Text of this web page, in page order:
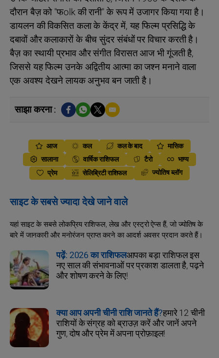
दौरान बैज़ को "फolk की रानी" के रूप में उजागर किया गया है।
डायलन की विकसित कला के केंद्र में, यह फिल्म प्रसिद्धि के
दबावों और कलाकारों के बीच सुंदर संबंधों पर विचार करती है।
बैज़ का स्थायी प्रभाव और संगीत विरासत आज भी गूंजती है,
जिससे यह फिल्म उनके अद्वितीय आत्मा का जश्न मनाने वाला
एक अवश्य देखने लायक अनुभव बन जाती है।
साझा करना :
आज कल कल के बाद
मासिक
सालाना
वार्षिक राशिफल टैरो
भाग्य
प्रेम
सेलिब्रिटी राशिफल ज्योतिष ब्लॉग
साइट के सबसे ज्यादा देखे जाने वाले
यहां साइट के सबसे लोकप्रिय राशिफल, लेख और एस्ट्रो ऐप्स हैं, जो ज्योतिष के
बारे में जानकारी और मनोरंजन प्राप्त करने का आदर्श अवसर प्रदान करते हैं।
पढ़ें: 2026 का राशिफलआपका बड़ा राशिफल इस
नए साल की संभावनाओं पर प्रकाश डालता है, पढ़ने
और शोषण करने के लिए!
क्या आप अपनी चीनी राशि जानते हैं?हमारे 12 चीनी
राशियों के संग्रह को ब्राउज़ करें और जानें अपने
गुण, दोष और प्रेम में अपना प्रोफ़ाइल!